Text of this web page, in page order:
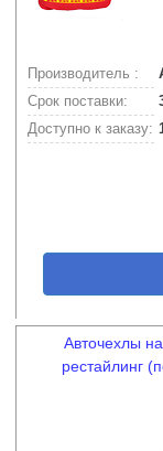
Производитель :
Срок поставки:
Доступно к заказу:
Авточехлы
рестайлинг